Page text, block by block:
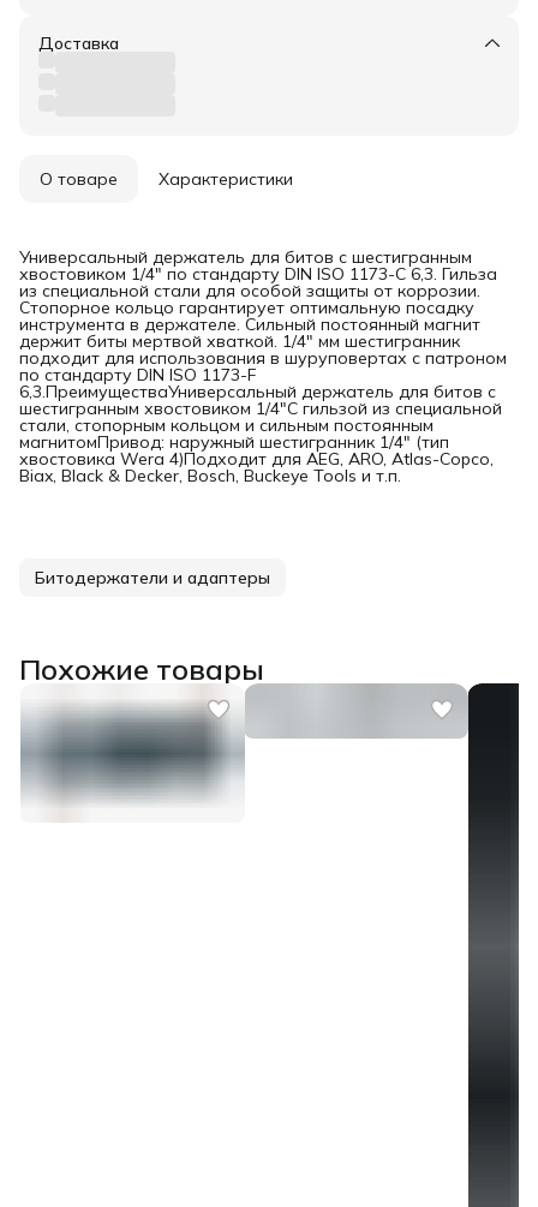
Доставка
О товаре Характеристики
Универсальный держатель для битов с шестигранным
хвостовиком 1/4" по стандарту DIN ISO 1173-C 6,3. Гильза
из специальной стали для особой защиты от коррозии.
Стопорное кольцо гарантирует оптимальную посадку
инструмента в держателе. Сильный постоянный магнит
держит биты мертвой хваткой. 1/4" мм шестигранник
подходит для использования в шуруповертах с патроном
по стандарту DIN ISO 1173-F
6,3.ПреимуществаУниверсальный держатель для битов с
шестигранным хвостовиком 1/4"С гильзой из специальной
стали, стопорным кольцом и сильным постоянным
магнитомПривод: наружный шестигранник 1/4" (тип
хвостовика Wera 4)Подходит для AEG, ARO, Atlas-Copco,
Biax, Black & Decker, Bosch, Buckeye Tools и т.п.
Битодержатели и адаптеры
Похожие товары